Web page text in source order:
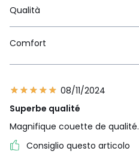
Qualità
Comfort
08/11/2024
Superbe qualité
Magnifique couette de qualité.
Consiglio questo articolo